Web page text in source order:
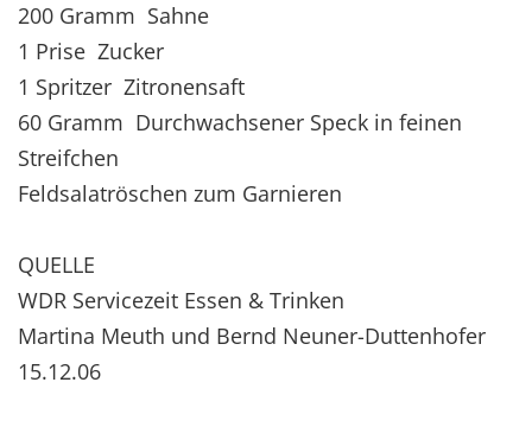
200 Gramm Sahne
1 Prise Zucker
1 Spritzer Zitronensaft
60 Gramm Durchwachsener Speck in feinen
Streifchen
Feldsalatröschen zum Garnieren
QUELLE
WDR Servicezeit Essen & Trinken
Martina Meuth und Bernd Neuner-Duttenhofer
15.12.06